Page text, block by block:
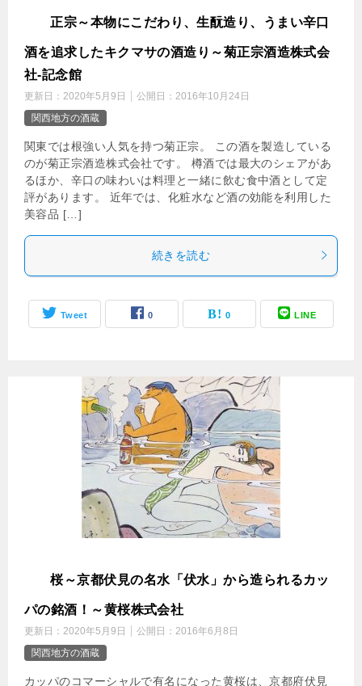
正宗～本物にこだわり、生酛造り、うまい辛口
酒を追求したキクマサの酒造り～菊正宗酒造株式会
社-記念館
更新日： 2020年5月9日 公開日： 2016年10月24日
関西地方の酒蔵
関東では根強い人気を持つ菊正宗。 この酒を製造している
のが菊正宗酒造株式会社です。 樽酒では最大のシェアがあ
るほか、辛口の味わいは料理と一緒に飲む食中酒として定
評があります。 近年では、化粧水など酒の効能を利用した
美容品 […]
続きを読む
Tweet 0 0 LINE
黄桜～京都伏見の名水「伏水」から造られるカッ
パの銘酒！～黄桜株式会社
更新日： 2020年5月9日 公開日： 2016年6月8日
関西地方の酒蔵
カッパのコマーシャルで有名になった黄桜は、京都府伏見